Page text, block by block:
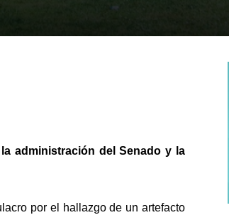
administración del Senado y la
por el hallazgo de un artefacto